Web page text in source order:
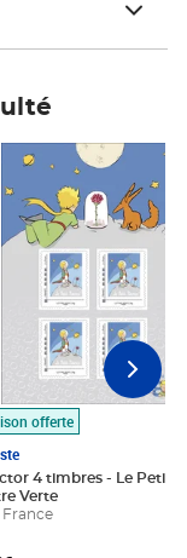
offerte
4 timbres - Le Petit
Verte
France